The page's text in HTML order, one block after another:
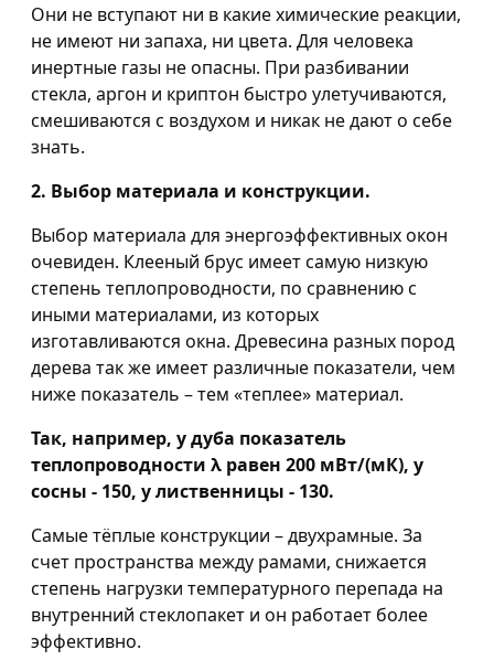
Они не вступают ни в какие химические реакции,
не имеют ни запаха, ни цвета. Для человека
инертные газы не опасны. При разбивании
стекла, аргон и криптон быстро улетучиваются,
смешиваются с воздухом и никак не дают о себе
знать.
2. Выбор материала и конструкции.
Выбор материала для энергоэффективных окон
очевиден. Клееный брус имеет самую низкую
степень теплопроводности, по сравнению с
иными материалами, из которых
изготавливаются окна. Древесина разных пород
дерева так же имеет различные показатели, чем
ниже показатель – тем «теплее» материал.
Так, например, у дуба показатель
теплопроводности λ равен 200 мВт/(мК), у
сосны - 150, у лиственницы - 130.
Самые тёплые конструкции – двухрамные. За
счет пространства между рамами, снижается
степень нагрузки температурного перепада на
внутренний стеклопакет и он работает более
эффективно.